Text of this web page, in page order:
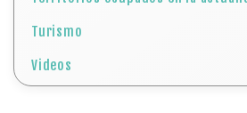
Turismo
Videos